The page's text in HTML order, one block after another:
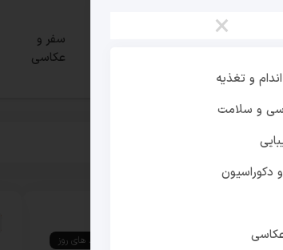
سفر و
عکاسی
×
و تغذیه
و سلامت
دکوراسیون
ترند های روز